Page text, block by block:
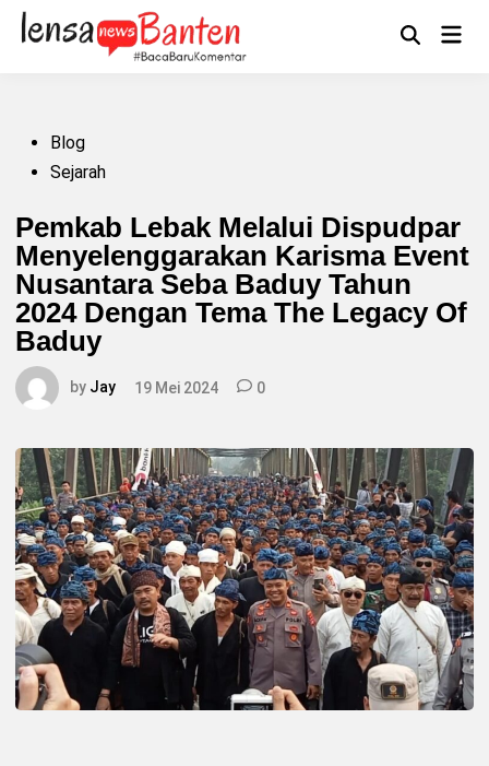
Skip
content
OpenMain
Posted
Blog
Sejarah
Pemkab Lebak Melalui Dispudpar
Menyelenggarakan Karisma Event
Nusantara Seba Baduy Tahun
2024 Dengan Tema The Legacy Of
Baduy
by Jay 19 Mei 2024 0